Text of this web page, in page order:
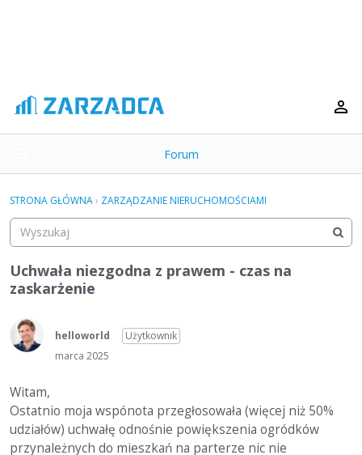
o
g
e
m
e
n
Forum
Kategorie
Dyskusje
Aktywność
STRONA GŁÓWNA› ZARZĄDZANIE NIERUCHOMOŚCIAMI
Uchwała niezgodna z prawem - czas na
zaskarżenie
helloworld
Użytkownik
marca 2025
Witam,
Ostatnio moja wspónota przegłosowała (więcej niż 50%
udziałów) uchwałę odnośnie powiększenia ogródków
przynależnych do mieszkań na parterze nic nie